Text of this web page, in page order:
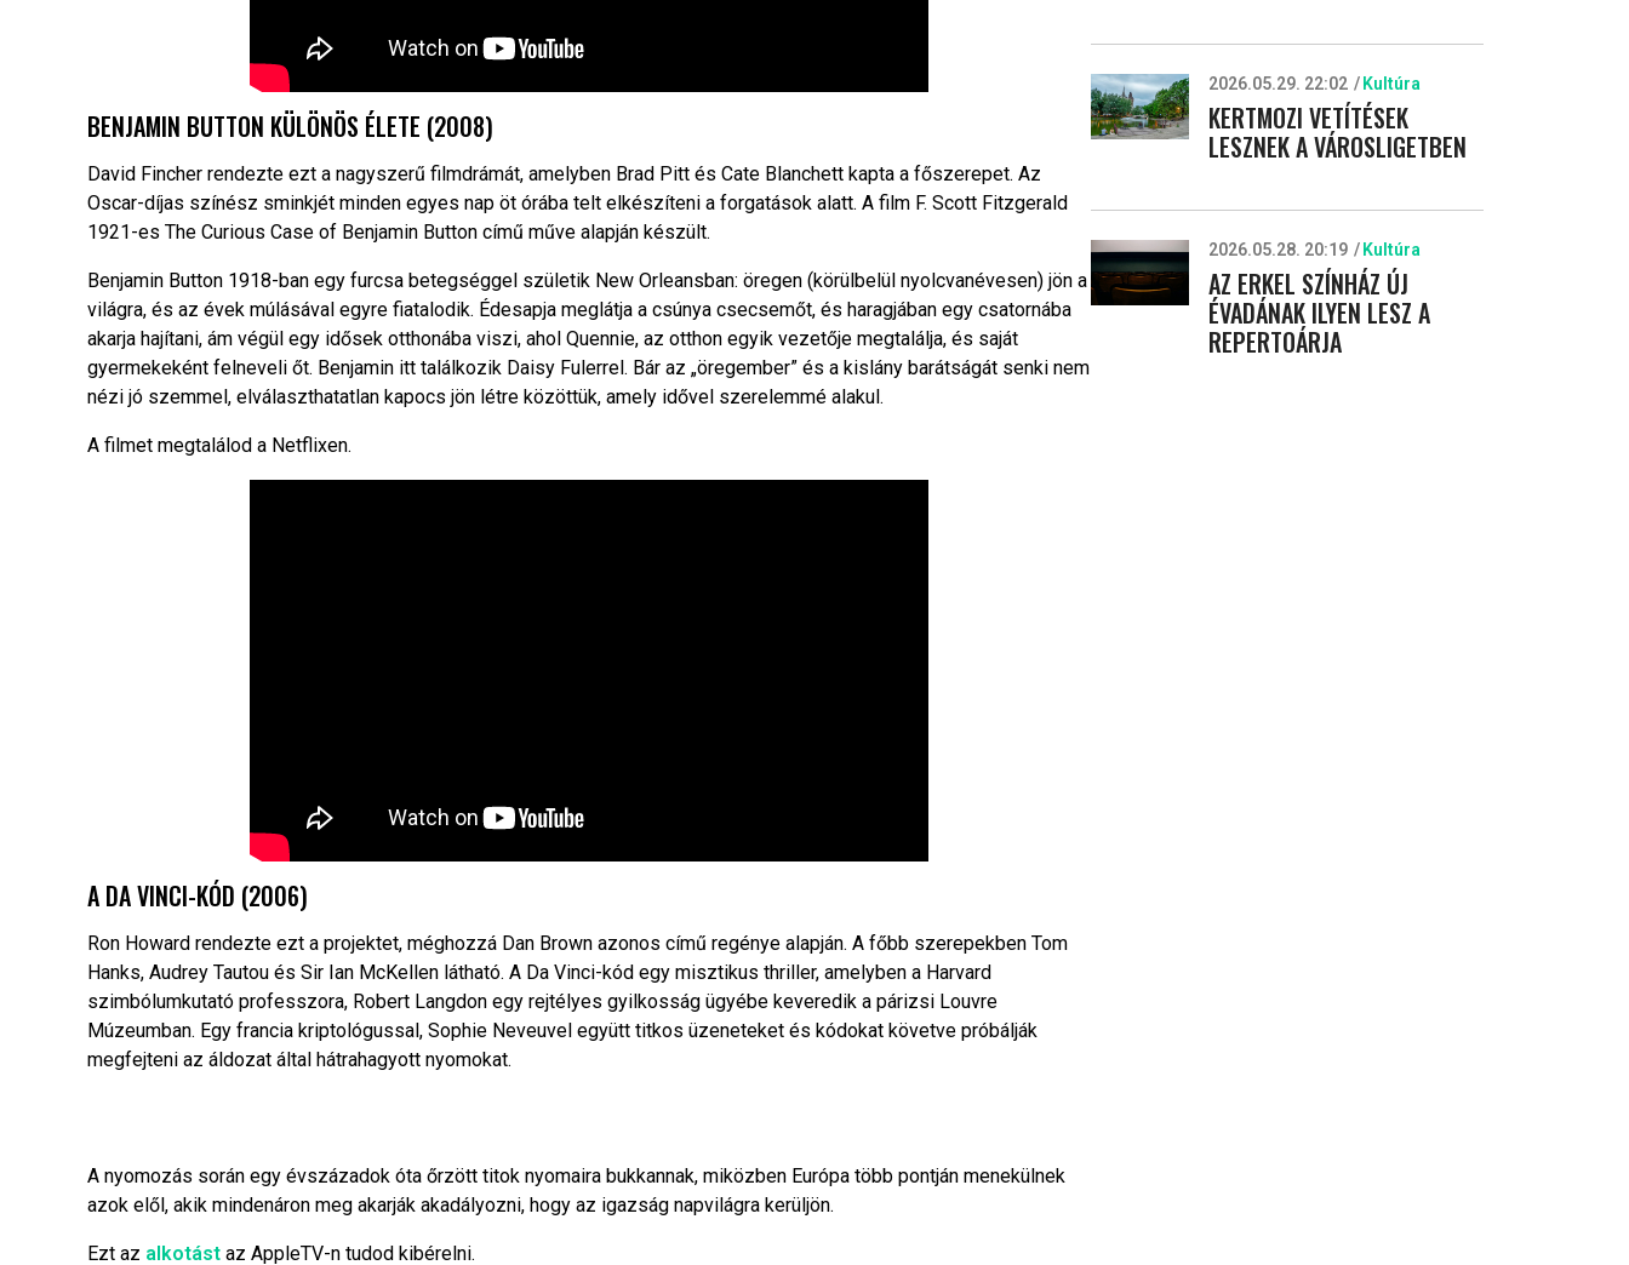
BENJAMIN BUTTON KÜLÖNÖS ÉLETE (2008)
David Fincher rendezte ezt a nagyszerű filmdrámát, amelyben Brad Pitt és Cate Blanchett kapta a főszerepet. Az
Oscar-díjas színész sminkjét minden egyes nap öt órába telt elkészíteni a forgatások alatt. A film F. Scott Fitzgerald
1921-es The Curious Case of Benjamin Button című műve alapján készült.
Benjamin Button 1918-ban egy furcsa betegséggel születik New Orleansban: öregen (körülbelül nyolcvanévesen) jön a
világra, és az évek múlásával egyre fiatalodik. Édesapja meglátja a csúnya csecsemőt, és haragjában egy csatornába
akarja hajítani, ám végül egy idősek otthonába viszi, ahol Quennie, az otthon egyik vezetője megtalálja, és saját
gyermekeként felneveli őt. Benjamin itt találkozik Daisy Fulerrel. Bár az „öregember” és a kislány barátságát senki nem
nézi jó szemmel, elválaszthatatlan kapocs jön létre közöttük, amely idővel szerelemmé alakul.
A filmet megtalálod a Netflixen.
A DA VINCI-KÓD (2006)
Ron Howard rendezte ezt a projektet, méghozzá Dan Brown azonos című regénye alapján. A főbb szerepekben Tom
Hanks, Audrey Tautou és Sir Ian McKellen látható. A Da Vinci-kód egy misztikus thriller, amelyben a Harvard
szimbólumkutató professzora, Robert Langdon egy rejtélyes gyilkosság ügyébe keveredik a párizsi Louvre
Múzeumban. Egy francia kriptológussal, Sophie Neveuvel együtt titkos üzeneteket és kódokat követve próbálják
megfejteni az áldozat által hátrahagyott nyomokat.
A nyomozás során egy évszázadok óta őrzött titok nyomaira bukkannak, miközben Európa több pontján menekülnek
azok elől, akik mindenáron meg akarják akadályozni, hogy az igazság napvilágra kerüljön.
Ezt az alkotást az AppleTV-n tudod kibérelni.
2026.05.29. 22:02 Kultúra
KERTMOZI VETÍTÉSEK
LESZNEK A VÁROSLIGETBEN
2026.05.28. 20:19 Kultúra
AZ ERKEL SZÍNHÁZ ÚJ
ÉVADÁNAK ILYEN LESZ A
REPERTOÁRJA